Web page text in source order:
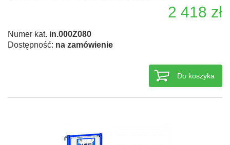
2 418 zł
Numer kat. in.000Z080
Dostępność: na zamówienie
Do koszyka